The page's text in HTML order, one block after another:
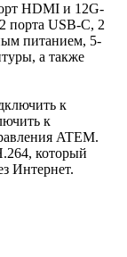
HDMI и 12G-
порта USB-C, 2
питанием, 5-
а также
к
к
ATEM.
который
Интернет.